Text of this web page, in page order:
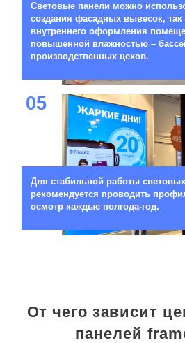
Световые панели можно
создания фасадных вывесок, так
внутреннего оформления
повышенной влажностью –
производственных цехов.
05
Для стабильной работы
рекомендуется проводить
осмотр каждые полгода-год.
От чего зависит
панелей